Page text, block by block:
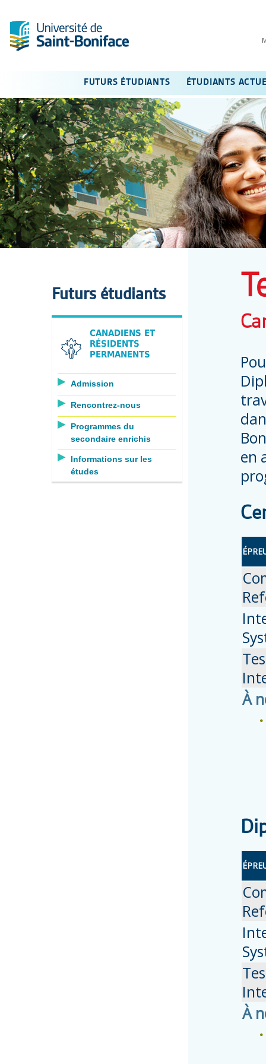
FUTURS ÉTUDIANTS ÉTUDIANTS
en
À
À
Futurs étudiants
CANADIENS ET
RÉSIDENTS
PERMANENTS
Admission
Rencontrez-nous
Programmes du
secondaire enrichis
Informations sur les
études